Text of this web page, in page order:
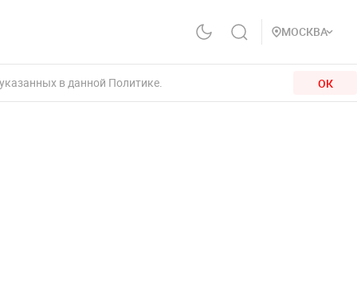
МОСКВА
в данной Политике. ОК